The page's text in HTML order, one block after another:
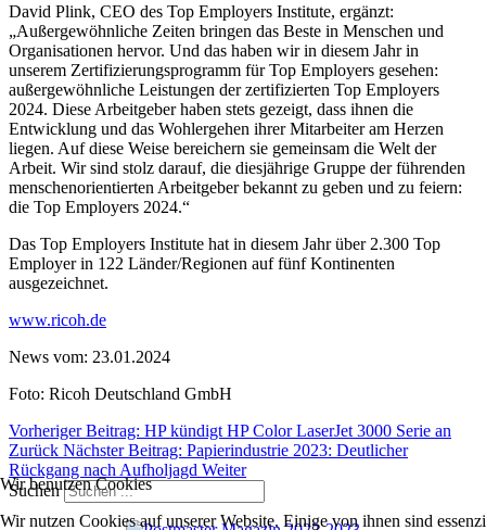
David Plink, CEO des Top Employers Institute, ergänzt:
„Außergewöhnliche Zeiten bringen das Beste in Menschen und
Organisationen hervor. Und das haben wir in diesem Jahr in
unserem Zertifizierungsprogramm für Top Employers gesehen:
außergewöhnliche Leistungen der zertifizierten Top Employers
2024. Diese Arbeitgeber haben stets gezeigt, dass ihnen die
Entwicklung und das Wohlergehen ihrer Mitarbeiter am Herzen
liegen. Auf diese Weise bereichern sie gemeinsam die Welt der
Arbeit. Wir sind stolz darauf, die diesjährige Gruppe der führenden
menschenorientierten Arbeitgeber bekannt zu geben und zu feiern:
die Top Employers 2024.“
Das Top Employers Institute hat in diesem Jahr über 2.300 Top
Employer in 122 Länder/Regionen auf fünf Kontinenten
ausgezeichnet.
www.ricoh.de
News vom: 23.01.2024
Foto: Ricoh Deutschland GmbH
Vorheriger Beitrag: HP kündigt HP Color LaserJet 3000 Serie an
Zurück Nächster Beitrag: Papierindustrie 2023: Deutlicher
Rückgang nach Aufholjagd Weiter
Suchen
Wir benutzen Cookies
Wir nutzen Cookies auf unserer Website. Einige von ihnen sind